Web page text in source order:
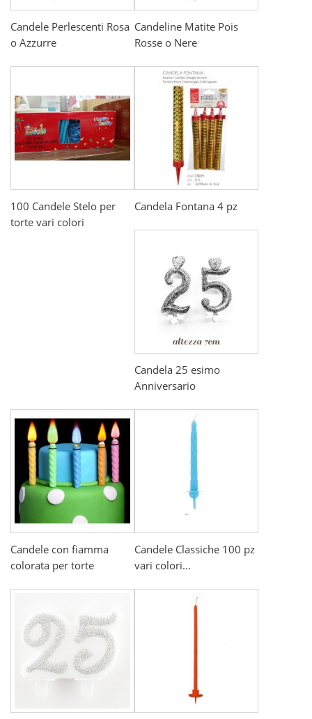
Candele Perlescenti Rosa
o Azzurre
Candeline Matite Pois
Rosse o Nere
100 Candele Stelo per
torte vari colori
Candela Fontana 4 pz
Candela 25 esimo
Anniversario
Candele con fiamma
colorata per torte
Candele Classiche 100 pz
vari colori...